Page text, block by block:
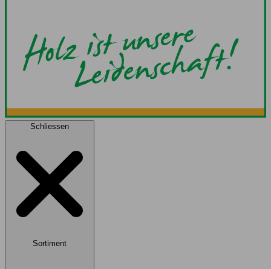
Schliessen
Sortiment